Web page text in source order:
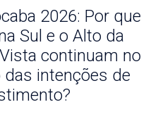
2026: Por que
Sul e o Alto da
continuam no
das intenções de